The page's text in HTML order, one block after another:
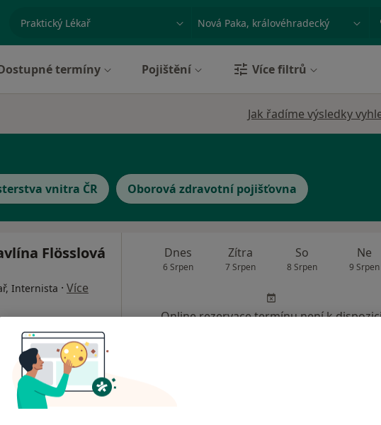
specializace, nemoc nebo příjmení Město nebo region
termíny Pojištění Více filtrů
Jak řadíme výsledky
vnitra ČR Oborová zdravotní pojišťovna
Flösslová
Internista · Více
Dnes
6 Srpen
Zítra
7 Srpen
So
8 Srpen
Ne
9 Srpen
Online rezervace termínu není k